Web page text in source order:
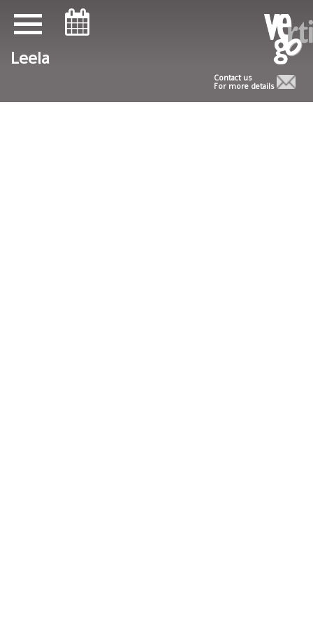
Leela
Contact us
For more details
ניווט במקלדת